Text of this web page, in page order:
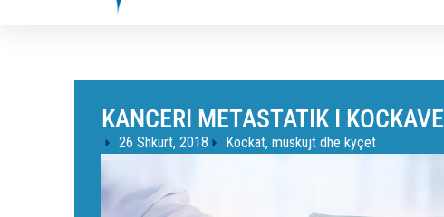
KANCERI METASTATIK I KOCKAVE
26 Shkurt, 2018 Kockat, muskujt dhe kyçet